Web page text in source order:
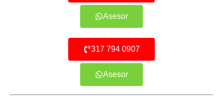
Asesor
317 794 0907
Asesor